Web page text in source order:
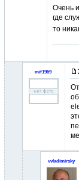
Очень
где
то
mif1959
vvladimirsky